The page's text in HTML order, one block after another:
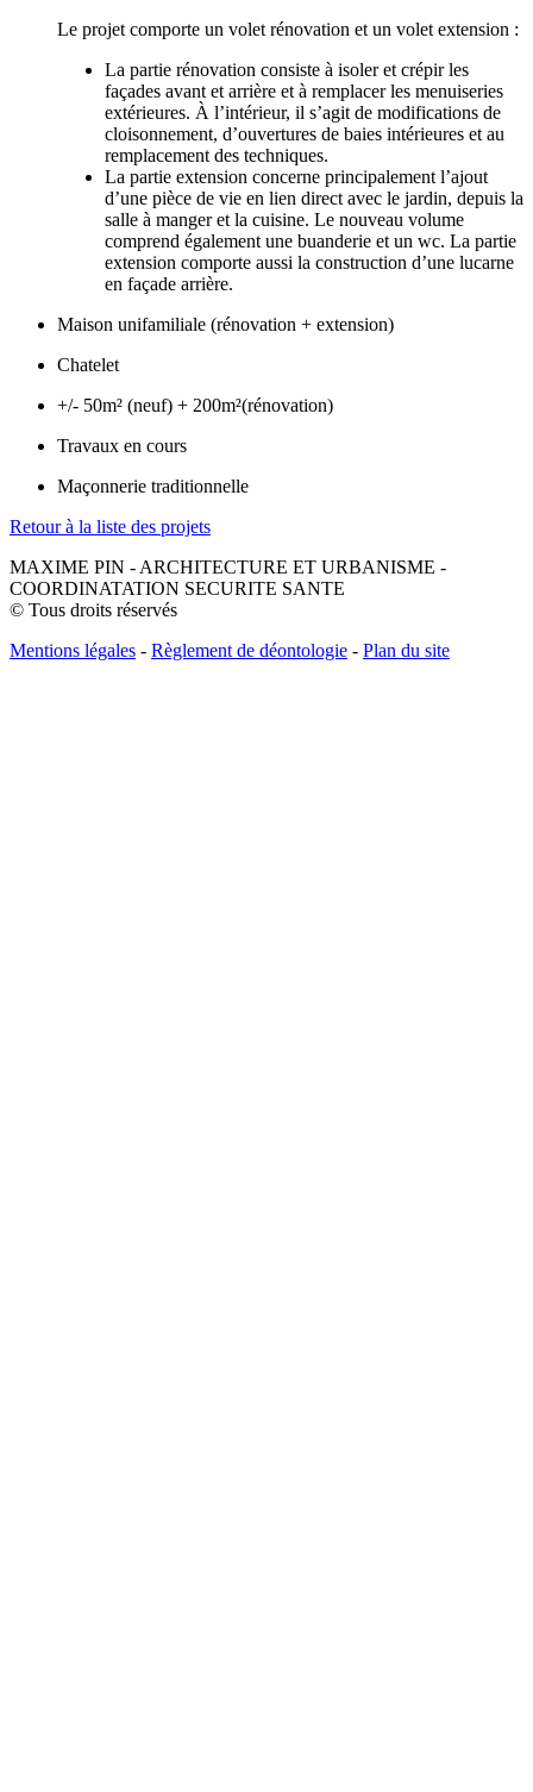
Le projet comporte un volet rénovation et un volet extension :
La partie rénovation consiste à isoler et crépir les
façades avant et arrière et à remplacer les menuiseries
extérieures. À l’intérieur, il s’agit de modifications de
cloisonnement, d’ouvertures de baies intérieures et au
remplacement des techniques.
La partie extension concerne principalement l’ajout
d’une pièce de vie en lien direct avec le jardin, depuis la
salle à manger et la cuisine. Le nouveau volume
comprend également une buanderie et un wc. La partie
extension comporte aussi la construction d’une lucarne
en façade arrière.
Maison unifamiliale (rénovation + extension)
Chatelet
+/- 50m² (neuf) + 200m²(rénovation)
Travaux en cours
Maçonnerie traditionnelle
Retour à la liste des projets
MAXIME PIN - ARCHITECTURE ET URBANISME -
COORDINATATION SECURITE SANTE
© Tous droits réservés
Mentions légales - Règlement de déontologie - Plan du site